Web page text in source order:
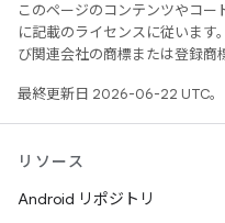
このページのコンテンツやコー
に記載のライセンスに従いま
び関連会社の商標または登録商
最終更新日 2026-06-22 UTC。
リソース
Android リポジトリ